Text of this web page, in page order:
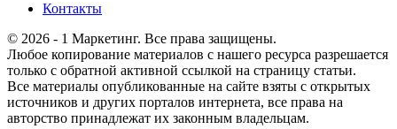
Контакты
© 2026 - 1 Маркетинг. Все права защищены.
Любое копирование материалов с нашего ресурса разрешается
только с обратной активной ссылкой на страницу статьи.
Все материалы опубликованные на сайте взяты с открытых
источников и других порталов интернета, все права на
авторство принадлежат их законным владельцам.